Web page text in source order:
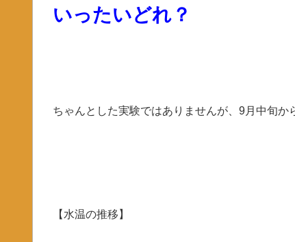
いったいどれ？
ちゃんとした実験ではありませんが、9月中旬か
【水温の推移】